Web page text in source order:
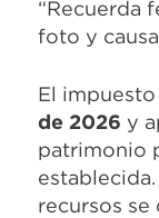
“Recuerda
foto y
El
de 2026 y
patrimonio
recursos se